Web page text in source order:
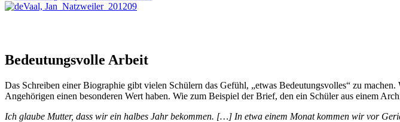
Bedeutungsvolle Arbeit
Das Schreiben einer Biographie gibt vielen Schülern das Gefühl, „etwas Bedeutungsvolles“ zu
Angehörigen einen besonderen Wert haben. Wie zum Beispiel der Brief, den ein Schüler aus einem
Ich glaube Mutter, dass wir ein halbes Jahr bekommen. […] In etwa einem Monat kommen wir vor